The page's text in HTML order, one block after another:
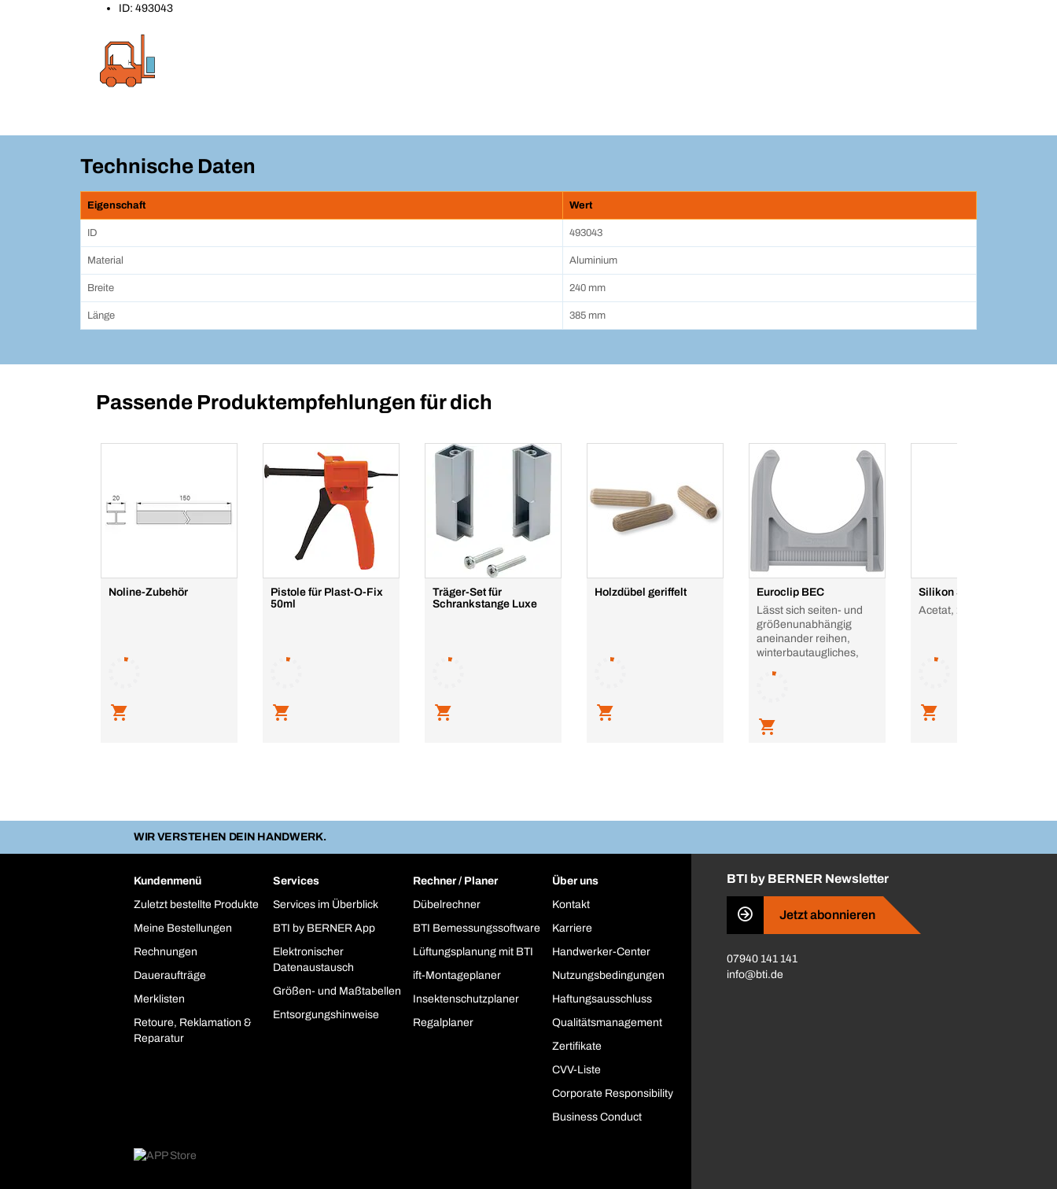
ID: 493043
Technische Daten
Eigenschaft Wert
ID 493043
Material Aluminium
Breite 240 mm
Länge 385 mm
Passende Produktempfehlungen für dich
Noline-Zubehör
Pistole für Plast-O-Fix
50ml
Träger-Set für
Schrankstange Luxe
Holzdübel geriffelt
Euroclip BEC
Lässt sich seiten- und
größenunabhängig
aneinander reihen,
winterbautaugliches,
Silikon Sanitär plus
Acetat, 25 %
WIR VERSTEHEN DEIN HANDWERK.
Kundenmenü
Zuletzt bestellte Produkte
Meine Bestellungen
Rechnungen
Daueraufträge
Merklisten
Retoure, Reklamation &
Reparatur
Services
Services im Überblick
BTI by BERNER App
Elektronischer
Datenaustausch
Größen- und Maßtabellen
Entsorgungshinweise
Rechner / Planer
Dübelrechner
BTI Bemessungssoftware
Lüftungsplanung mit BTI
ift-Montageplaner
Insektenschutzplaner
Regalplaner
Über uns
Kontakt
Karriere
Handwerker-Center
Nutzungsbedingungen
Haftungsausschluss
Qualitätsmanagement
Zertifikate
CVV-Liste
Corporate Responsibility
Business Conduct
BTI by BERNER Newsletter
Jetzt abonnieren
07940 141 141
info@bti.de